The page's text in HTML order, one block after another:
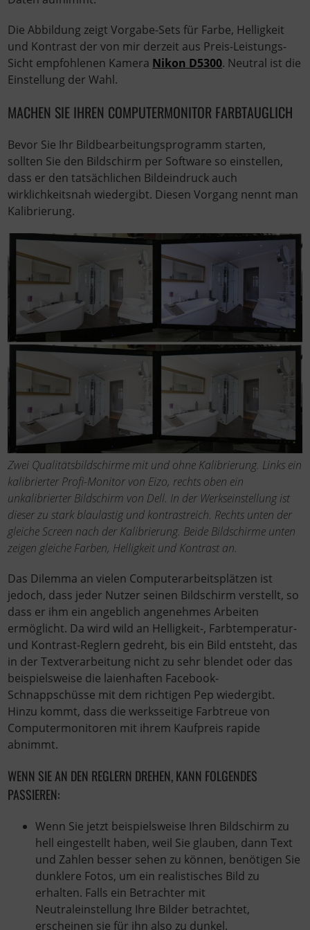
Die Abbildung zeigt Vorgabe-Sets für Farbe, Helligkeit
und Kontrast der von mir derzeit aus Preis-Leistungs-
Sicht empfohlenen Kamera Nikon D5300. Neutral ist die
Einstellung der Wahl.
MACHEN SIE IHREN COMPUTERMONITOR FARBTAUGLICH
Bevor Sie Ihr Bildbearbeitungsprogramm starten,
sollten Sie den Bildschirm per Software so einstellen,
dass er den tatsächlichen Bildeindruck auch
wirklichkeitsnah wiedergibt. Diesen Vorgang nennt man
Kalibrierung.
Zwei Qualitätsbildschirme mit und ohne Kalibrierung. Links ein
kalibrierter Profi-Monitor von Eizo, rechts oben ein
unkalibrierter Bildschirm von Dell. In der Werkseinstellung ist
dieser zu stark blaulastig und kontrastreich. Rechts unten der
gleiche Screen nach der Kalibrierung. Beide Bildschirme unten
zeigen gleiche Farben, Helligkeit und Kontrast an.
Das Dilemma an vielen Computerarbeitsplätzen ist
jedoch, dass jeder Nutzer seinen Bildschirm verstellt, so
dass er ihm ein angeblich angenehmes Arbeiten
ermöglicht. Da wird wild an Helligkeit-, Farbtemperatur-
und Kontrast-Reglern gedreht, bis ein Bild entsteht, das
in der Textverarbeitung nicht zu sehr blendet oder das
beispielsweise die laienhaften Facebook-
Schnappschüsse mit dem richtigen Pep wiedergibt.
Hinzu kommt, dass die werksseitige Farbtreue von
Computermonitoren mit ihrem Kaufpreis rapide
abnimmt.
WENN SIE AN DEN REGLERN DREHEN, KANN FOLGENDES
PASSIEREN:
Wenn Sie jetzt beispielsweise Ihren Bildschirm zu
hell eingestellt haben, weil Sie glauben, dann Text
und Zahlen besser sehen zu können, benötigen Sie
dunklere Fotos, um ein realistisches Bild zu
erhalten. Falls ein Betrachter mit
Neutraleinstellung Ihre Bilder betrachtet,
erscheinen sie für ihn also zu dunkel.